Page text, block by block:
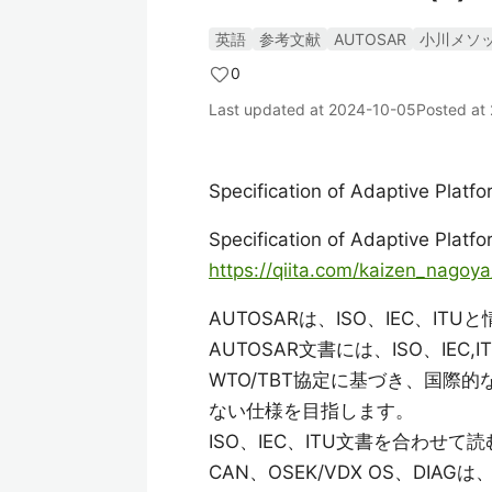
英語 参考文献 AUTOSAR
小川メソ
0
Last updated at 2024-10-05Posted at
Specification of Adaptive
Specification of Adaptive
https://qiita.com/
AUTOSARは、ISO、IEC、ITU
AUTOSAR文書には、ISO、
WTO/TBT協定に基づき、国際的
ない仕様を目指します。
ISO、IEC、ITU文書を合わせて
CAN、OSEK/VDX OS、DIAG